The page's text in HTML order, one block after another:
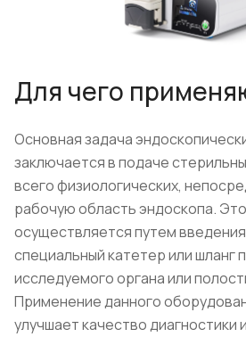
Для чего
Основная задача
заключается в подаче
всего физиологических,
рабочую область эндоскопа.
осуществляется путем
специальный катетер или шланг
исследуемого органа или
Применение данного
улучшает качество диагностики